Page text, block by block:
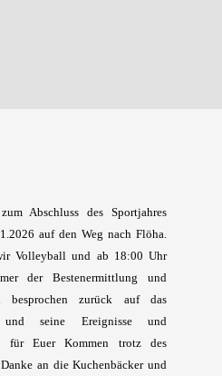
Abschluss des Sportjahres
auf den Weg nach Flöha.
Volleyball und ab 18:00 Uhr
der Bestenermittlung und
besprochen zurück auf das
und seine Ereignisse und
für Euer Kommen trotz des
an die Kuchenbäcker und